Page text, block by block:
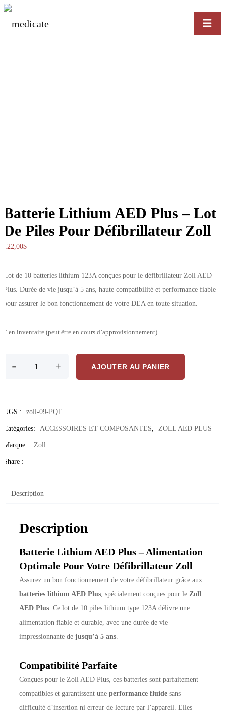
Batterie Lithium AED Plus – Lot
De Piles Pour Défibrillateur Zoll
122,00$
Lot de 10 batteries lithium 123A conçues pour le défibrillateur Zoll AED
Plus. Durée de vie jusqu’à 5 ans, haute compatibilité et performance fiable
pour assurer le bon fonctionnement de votre DEA en toute situation.
7 en inventaire (peut être en cours d’approvisionnement)
- + AJOUTER AU PANIER
UGS : zoll-09-PQT
Catégories: ACCESSOIRES ET COMPOSANTES ZOLL AED PLUS
Marque : Zoll
Share :
Description
Description
Batterie Lithium AED Plus – Alimentation
Optimale Pour Votre Défibrillateur Zoll
Assurez un bon fonctionnement de votre défibrillateur grâce aux
batteries lithium AED Plus , spécialement conçues pour le Zoll
AED Plus . Ce lot de 10 piles lithium type 123A délivre une
alimentation fiable et durable, avec une durée de vie
impressionnante dejusqu’à 5 ans
Compatibilité Parfaite
Conçues pour le Zoll AED Plus, ces batteries sont parfaitement
compatibles et garantissent uneperformance fluide sans
difficulté d’insertion ni erreur de lecture par l’appareil. Elles